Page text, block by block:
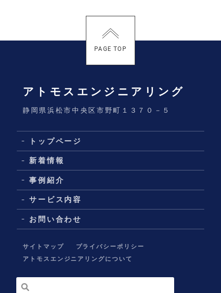
PAGE TOP
アトモスエンジニアリング
静岡県浜松市中央区市野町１３７０－５
トップページ
新着情報
事例紹介
サービス内容
お問い合わせ
サイトマップ
プライバシーポリシー
アトモスエンジニアリングについて